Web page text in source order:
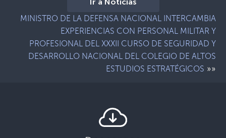
Ir a Noticias
MINISTRO DE LA DEFENSA NACIONAL INTERCAMBIA
EXPERIENCIAS CON PERSONAL MILITAR Y
PROFESIONAL DEL XXXII CURSO DE SEGURIDAD Y
DESARROLLO NACIONAL DEL COLEGIO DE ALTOS
ESTUDIOS ESTRATÉGICOS »»